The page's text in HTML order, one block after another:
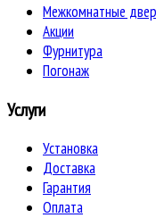
Межкомнатные
Акции
Фурнитура
Погонаж
Услуги
Установка
Доставка
Гарантия
Оплата